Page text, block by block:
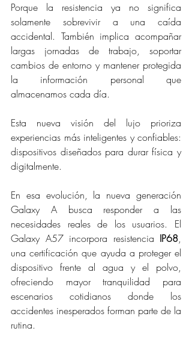
Porque la resistencia ya no significa
solamente sobrevivir a una caída
accidental. También implica acompañar
largas jornadas de trabajo, soportar
cambios de entorno y mantener protegida
la información personal que
almacenamos cada día.
Esta nueva visión del lujo prioriza
experiencias más inteligentes y confiables:
dispositivos diseñados para durar física y
digitalmente.
En esa evolución, la nueva generación
Galaxy A busca responder a las
necesidades reales de los usuarios. El
Galaxy A57 incorpora resistencia IP68,
una certificación que ayuda a proteger el
dispositivo frente al agua y el polvo,
ofreciendo mayor tranquilidad para
escenarios cotidianos donde los
accidentes inesperados forman parte de la
rutina.